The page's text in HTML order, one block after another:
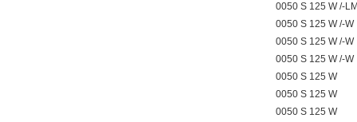
0050 S 125 W /-
0050 S 125 W /-W
0050 S 125 W /-W
0050 S 125 W /-W
0050 S 125 W
0050 S 125 W
0050 S 125 W